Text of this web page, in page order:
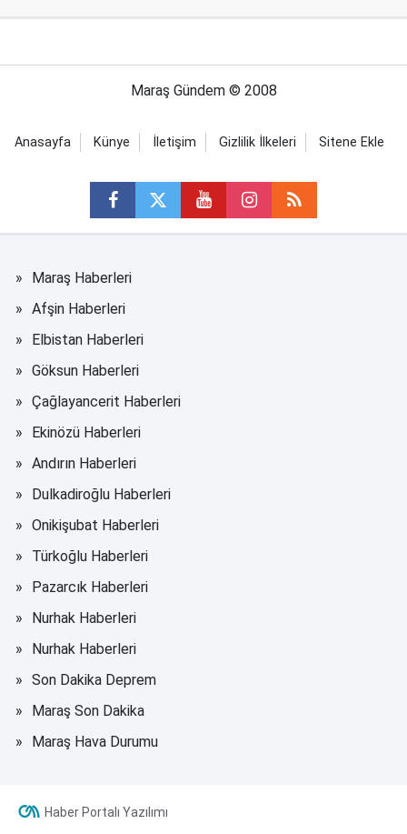
Maraş Gündem © 2008
Anasayfa Künye İletişim Gizlilik İlkeleri Sitene Ekle
Maraş Haberleri
Afşin Haberleri
Elbistan Haberleri
Göksun Haberleri
Çağlayancerit Haberleri
Ekinözü Haberleri
Andırın Haberleri
Dulkadiroğlu Haberleri
Onikişubat Haberleri
Türkoğlu Haberleri
Pazarcık Haberleri
Nurhak Haberleri
Nurhak Haberleri
Son Dakika Deprem
Maraş Son Dakika
Maraş Hava Durumu
Haber Portalı Yazılımı